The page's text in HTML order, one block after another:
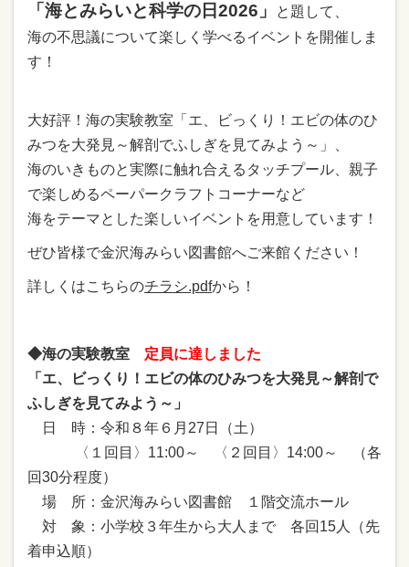
「海とみらいと科学の日2026」
と題して、
海の不思議について楽しく学べるイベントを開催しま
す！
大好評！海の実験教室「エ、ビっくり！エビの体のひ
みつを大発見～解剖でふしぎを見てみよう～」、
海のいきものと実際に触れ合えるタッチプール、親子
で楽しめるペーパークラフトコーナーなど
海をテーマとした楽しいイベントを用意しています！
ぜひ皆様で金沢海みらい図書館へご来館ください！
詳しくはこちらのチラシ.pdfから！
◆海の実験教室 定員に達しました
「エ、ビっくり！エビの体のひみつを大発見～解剖で
ふしぎを見てみよう～」
日 時：令和８年６月27日（土）
〈１回目〉11:00～ 〈２回目〉14:00～ （各
回30分程度）
場 所：金沢海みらい図書館 １階交流ホール
対 象：小学校３年生から大人まで 各回15人（先
着申込順）